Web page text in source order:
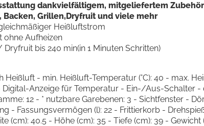
dankvielfältigem, mitgeliefertem Zubehör
Backen, Grillen,Dryfruit und viele mehr
Heißluftstrom
Aufheizen
bis 240 min(in 1 Minuten Schritten)
- min. Heißluft-Temperatur (°C): 40 - max.
Anzeige für Temperatur - Ein-/Aus-Schalter -
12 - * nutzbare Garebenen: 3 - Sichtfenster -
- Fassungsvermögen (l): 22 - Frittierkorb -
(cm): 40.5 - Höhe (cm): 35 - Tiefe (cm): 39 -